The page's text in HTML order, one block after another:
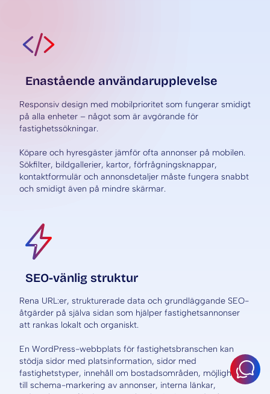
Enastående användarupplevelse
Responsiv design med mobilprioritet som fungerar smidigt
på alla enheter – något som är avgörande för
fastighetssökningar.
Köpare och hyresgäster jämför ofta annonser på mobilen.
Sökfilter, bildgallerier, kartor, förfrågningsknappar,
kontaktformulär och annonsdetaljer måste fungera snabbt
och smidigt även på mindre skärmar.
SEO-vänlig struktur
Rena URL:er, strukturerade data och grundläggande SEO-
åtgärder på själva sidan som hjälper fastighetsannonser
att rankas lokalt och organiskt.
En WordPress-webbplats för fastighetsbranschen kan
stödja sidor med platsinformation, sidor med
fastighetstyper, innehåll om bostadsområden, möjligheter
till schema-markering av annonser, interna länkar,